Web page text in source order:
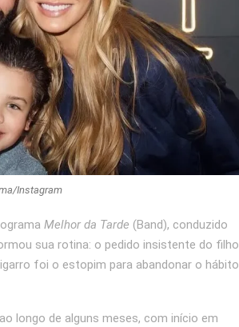
Instagram
Melhor da Tarde (Band), conduzido
sua rotina: o pedido insistente do filho
foi o estopim para abandonar o hábito
longo de alguns meses, com início em